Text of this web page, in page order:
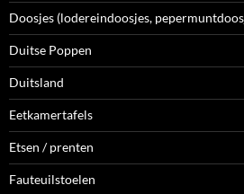
Doosjes (lodereindoosjes,
Duitse Poppen
Duitsland
Eetkamertafels
Etsen / prenten
Fauteuilstoelen